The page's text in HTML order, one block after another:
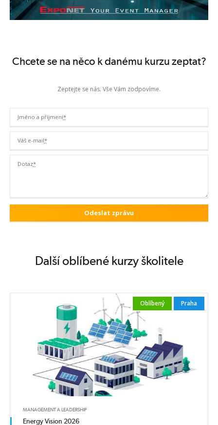
Chcete se na něco k danému kurzu zeptat?
Zeptejte se nás. Vše Vám zodpovíme.
Jméno a příjmení*
Váš e-mail*
Dotaz*
Další oblíbené kurzy školitele
Oblíbený Praha
MANAGEMENT A LEADERSHIP
Energy Vision 2026